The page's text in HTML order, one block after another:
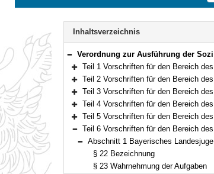
BAYERN.RECHT
letzten
Navigation
Inhaltsverzeichnis
Bereich reduzieren
Verordnung zur Ausführung der Sozialgesetze (AVSG) Vom 2. Dezember 2008 (GVBl. S. 912, 982) BayRS 86-8-A/G (§§ 1–155)
Bereich erweitern
Teil 1 Vorschriften für den Bereich des Zweiten Buches Sozialgesetzbuch (§§ 1–2)
Bereich erweitern
Teil 2 Vorschriften für den Bereich des Vierten Buches Sozialgesetzbuch – Gemeinsame Vorschriften für die Sozialversicherung – (§§ 5–5f)
Bereich erweitern
Teil 3 Vorschriften für den Bereich des Fünften Buches Sozialgesetzbuch – Gesetzliche Krankenversicherung – (§§ 6–10)
Bereich erweitern
Teil 4 Vorschriften für den Bereich des Sechsten Buches Sozialgesetzbuch – Gesetzliche Rentenversicherung – und für den Bereich des Gesetzes über die Alterssicherung der Landwirte und des Gesetzes zur Förderung der Einstellung der landwirtschaftlichen Erwerbstätigkeit (§§ 11–15)
Bereich erweitern
Teil 5 Vorschriften für den Bereich des Siebten Buches Sozialgesetzbuch – Gesetzliche Unfallversicherung – (§§ 16–21)
Bereich reduzieren
Teil 6 Vorschriften für den Bereich des Achten Buches Sozialgesetzbuch – Kinder- und Jugendhilfe – und für weitere Regelungen des Kinder- und Jugendhilferechts (§§ 22–40f)
Bereich reduzieren
Abschnitt 1 Bayerisches Landesjugendamt (§§ 22–31)
§ 22 Bezeichnung
§ 23 Wahrnehmung der Aufgaben